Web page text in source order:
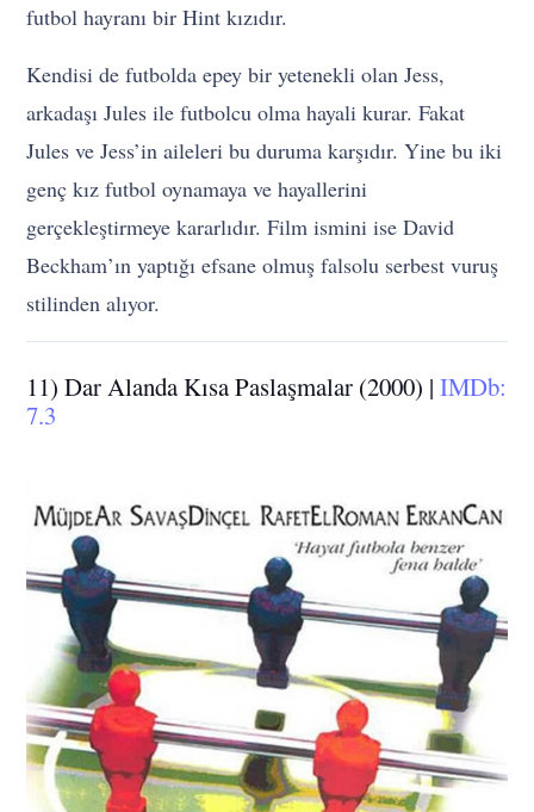
futbol hayranı bir Hint kızıdır.
Kendisi de futbolda epey bir yetenekli olan Jess,
arkadaşı Jules ile futbolcu olma hayali kurar. Fakat
Jules ve Jess’in aileleri bu duruma karşıdır. Yine bu iki
genç kız futbol oynamaya ve hayallerini
gerçekleştirmeye kararlıdır. Film ismini ise David
Beckham’ın yaptığı efsane olmuş falsolu serbest vuruş
stilinden alıyor.
11) Dar Alanda Kısa Paslaşmalar (2000) |IMDb:
7.3